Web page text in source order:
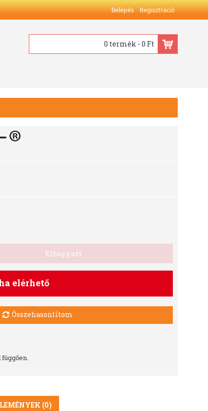
Belépés Regisztráció
0 termék - 0 Ft
Elfogyott
elérhető
Összehasonlítom
(0)